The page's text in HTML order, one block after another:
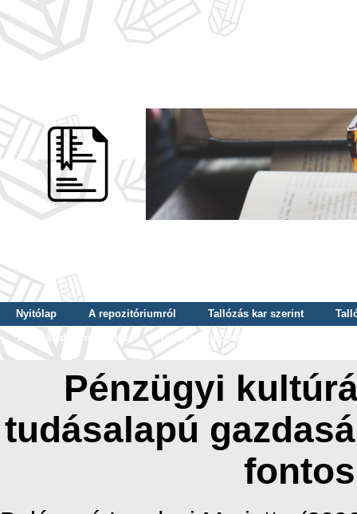
Nyitólap A repozitóriumról Tallózás kar szerint
Tallózás dátum szerint
Tallózás tudományterület szerint
Pénzügyi
tudásalapú